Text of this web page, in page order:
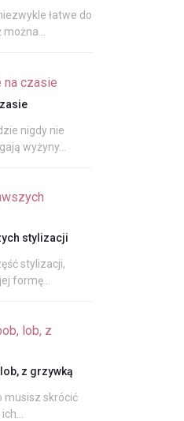
łatwe do
nigdy nie
wyżyny...
stylizacji
stylizacji,
formę...
z grzywką
musisz skrócić